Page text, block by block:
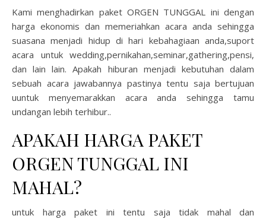
Kami menghadirkan paket ORGEN TUNGGAL ini dengan
harga ekonomis dan memeriahkan acara anda sehingga
suasana menjadi hidup di hari kebahagiaan anda,suport
acara untuk wedding,pernikahan,seminar,gathering,pensi,
dan lain lain. Apakah hiburan menjadi kebutuhan dalam
sebuah acara jawabannya pastinya tentu saja bertujuan
uuntuk menyemarakkan acara anda sehingga tamu
undangan lebih terhibur..
APAKAH HARGA PAKET
ORGEN TUNGGAL INI
MAHAL?
untuk harga paket ini tentu saja tidak mahal dan